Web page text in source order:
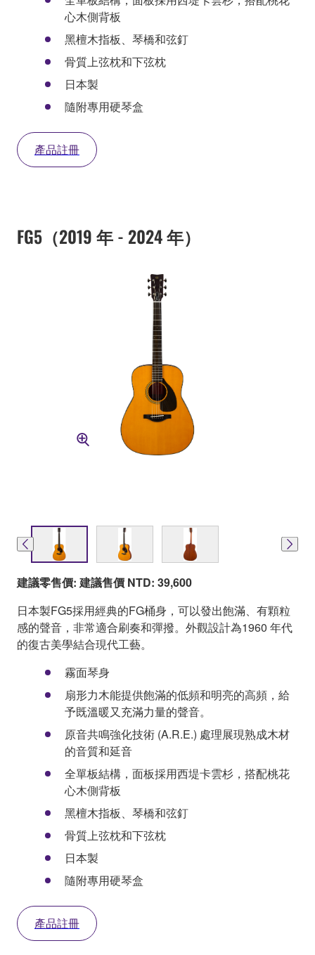
心木側背板
黑檀木指板、琴橋和弦釘
骨質上弦枕和下弦枕
日本製
隨附專用硬琴盒
產品註冊
FG5（2019 年 - 2024 年）
建議零售價: 建議售價 NTD: 39,600
日本製FG5採用經典的FG桶身，可以發出飽滿、有顆粒
感的聲音，非常適合刷奏和彈撥。外觀設計為1960 年代
的復古美學結合現代工藝。
霧面琴身
扇形力木能提供飽滿的低頻和明亮的高頻，給
予既溫暖又充滿力量的聲音。
原音共鳴強化技術 (A.R.E.) 處理展現熟成木材
的音質和延音
全單板結構，面板採用西堤卡雲杉，搭配桃花
心木側背板
黑檀木指板、琴橋和弦釘
骨質上弦枕和下弦枕
日本製
隨附專用硬琴盒
產品註冊